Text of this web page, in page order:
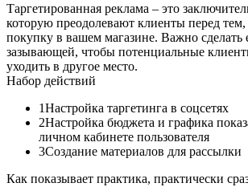
Таргетированная реклама – это
которую преодолевают клиенты перед
покупку в вашем магазине. Важно сделать
зазывающей, чтобы потенциальные
уходить в другое место.
Набор действий
1Настройка таргетинга в соцсетях
2Настройка бюджета и графика
личном кабинете пользователя
3Создание материалов для рассылки
Как показывает практика, практически